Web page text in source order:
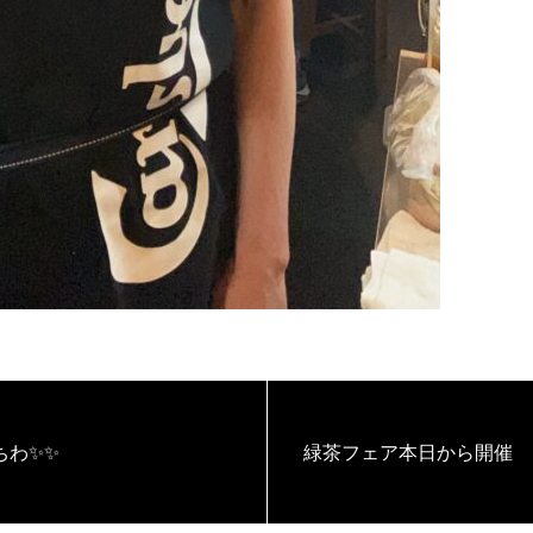
わ✨✨ 緑茶フェア本日から開催